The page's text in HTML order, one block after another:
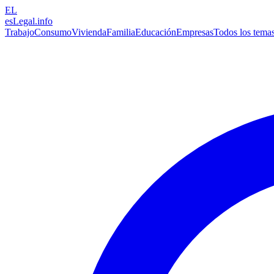
EL
esLegal.info
TrabajoConsumoViviendaFamiliaEducaciónEmpresasTodos los